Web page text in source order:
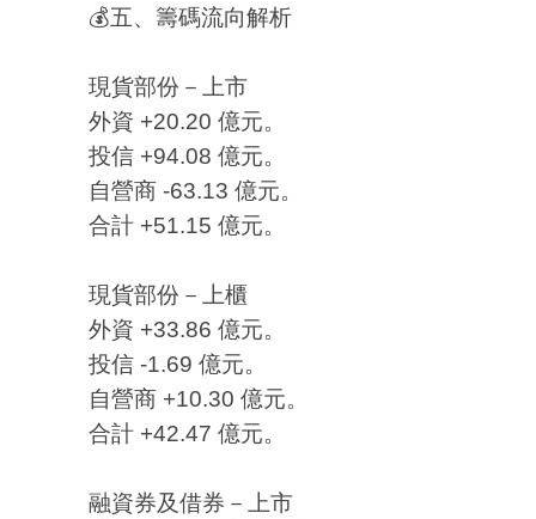
💰五、籌碼流向解析
現貨部份－上市
外資 +20.20 億元。
投信 +94.08 億元。
自營商 -63.13 億元。
合計 +51.15 億元。
現貨部份－上櫃
外資 +33.86 億元。
投信 -1.69 億元。
自營商 +10.30 億元。
合計 +42.47 億元。
融資券及借券－上市